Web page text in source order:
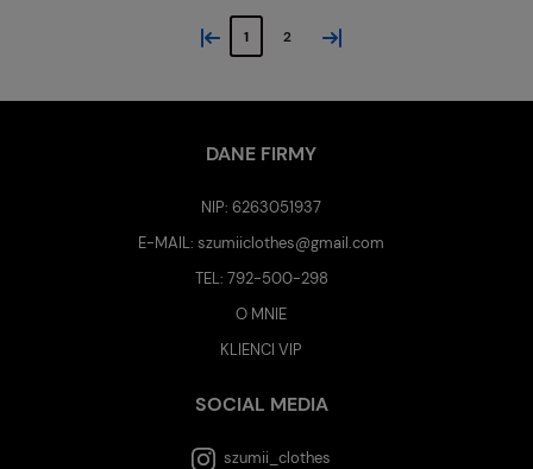
« 1 2 »
DANE FIRMY
NIP: 6263051937
E-MAIL:szumiiclothes@gmail.com
TEL: 792-500-298
O MNIE
KLIENCI VIP
SOCIAL MEDIA
szumii_clothes